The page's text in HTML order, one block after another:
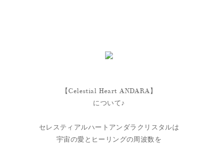
【Celestial Heart ANDARA】
について♪
セレスティアルハートアンダラクリスタルは
宇宙の愛とヒーリングの周波数を